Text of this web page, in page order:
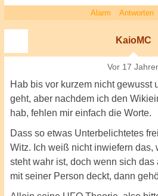
Alarm Antworten
KaioMC
Vor 17
Hab bis vor kurzem nicht gewusst
geht, aber nachdem ich den
hab, fehlen mir einfach die Worte.
Dass so etwas Unterbelichtetes
Witz. Ich weiß nicht inwiefern das,
steht wahr ist, doch wenn sich
mit seiner Person deckt, dann